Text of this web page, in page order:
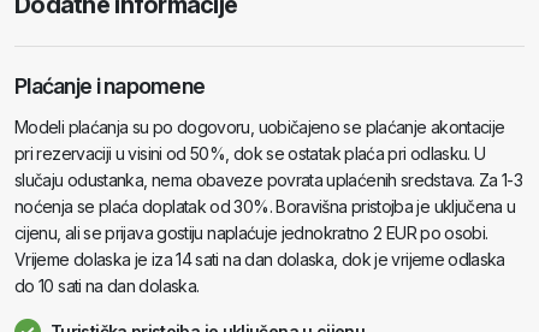
Plaćanje i napomene
Modeli plaćanja su po dogovoru, uobičajeno se plaćanje akontacije
pri rezervaciji u visini od 50%, dok se ostatak plaća pri odlasku. U
slučaju odustanka, nema obaveze povrata uplaćenih sredstava. Za 1-3
noćenja se plaća doplatak od 30%. Boravišna pristojba je uključena u
cijenu, ali se prijava gostiju naplaćuje jednokratno 2 EUR po osobi.
Vrijeme dolaska je iza 14 sati na dan dolaska, dok je vrijeme odlaska
do 10 sati na dan dolaska.